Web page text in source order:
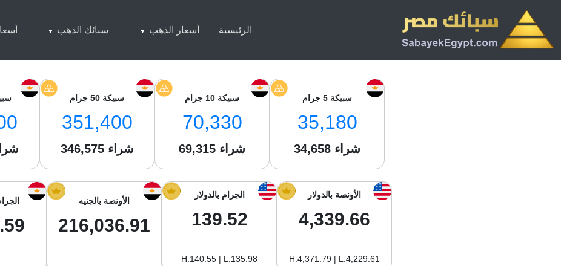
الرئيسية أسعار الذهب سبائك الذهب
سبيكة 5 جرام
35,180
34,658 شراء
سبيكة 10 جرام
70,330
69,315 شراء
سبيكة 50 جرام
351,400
346,575 شراء
سبيكة
الأونصة بالدولار
4,339.66
H:4,371.79 | L:4,229.61
الجرام بالدولار
139.52
H:140.55 | L:135.98
الأونصة بالجنيه
216,036.91
الجرام 24